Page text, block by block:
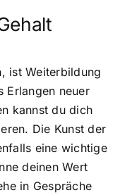
ist Weiterbildung
Erlangen neuer
kannst du dich
Die Kunst der
eine wichtige
deinen Wert
in Gespräche